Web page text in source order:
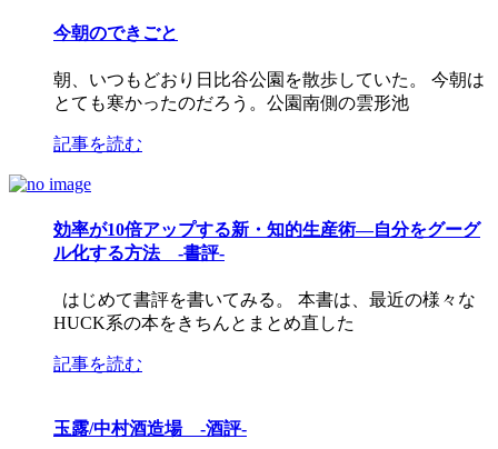
今朝のできごと
朝、いつもどおり日比谷公園を散歩していた。 今朝は
とても寒かったのだろう。公園南側の雲形池
記事を読む
効率が10倍アップする新・知的生産術―自分をグーグ
ル化する方法 -書評-
はじめて書評を書いてみる。 本書は、最近の様々な
HUCK系の本をきちんとまとめ直した
記事を読む
玉露/中村酒造場 -酒評-